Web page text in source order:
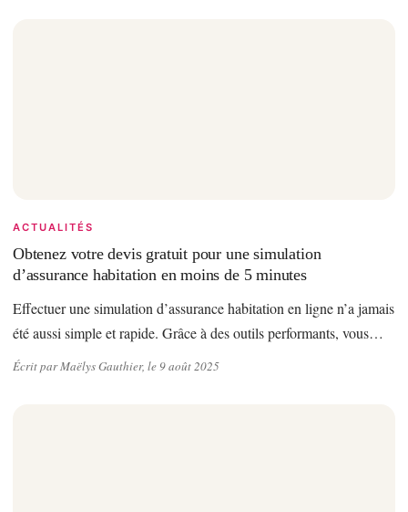
ACTUALITÉS
Obtenez votre devis gratuit pour une simulation
d’assurance habitation en moins de 5 minutes
Effectuer une simulation d’assurance habitation en ligne n’a jamais
été aussi simple et rapide. Grâce à des outils performants, vous…
Écrit par Maëlys Gauthier, le 9 août 2025